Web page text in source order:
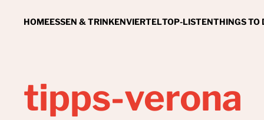
HOMEESSEN & TRINKENVIERTELTOP-LISTENTHINGS TO
tipps-verona